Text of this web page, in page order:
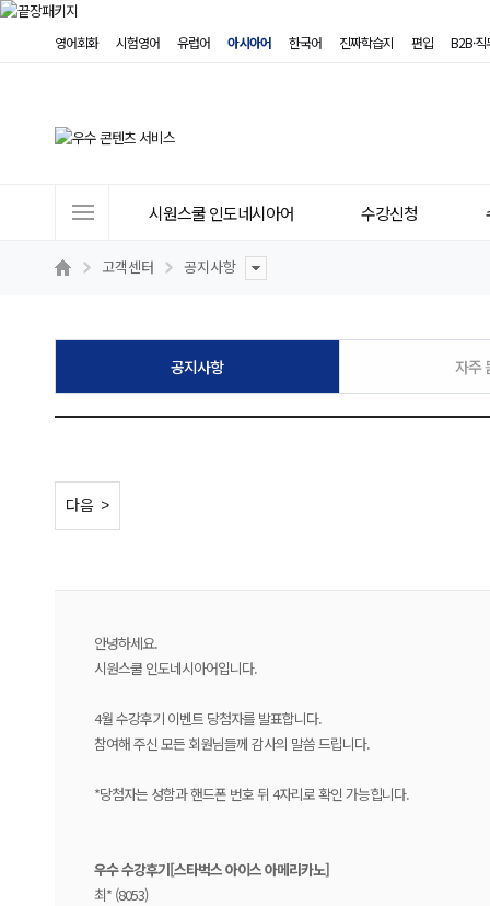
영어회화 시험영어 유럽어 아시아어 한국어 진짜학습지 편입 B2B·
트
시원스쿨 인도네시아어 수강신청
고객센터 공지사항
공지사항 자주
< 이전
다음 >
안녕하세요.
시원스쿨 인도네시아어입니다.
4월 수강후기 이벤트 당첨자를 발표합니다.
참여해 주신 모든 회원님들께 감사의 말씀 드립니다.
*당첨자는 성함과 핸드폰 번호 뒤 4자리로 확인 가능힙니다.
우수 수강후기[스타벅스 아이스 아메리카노]
최* (8053)